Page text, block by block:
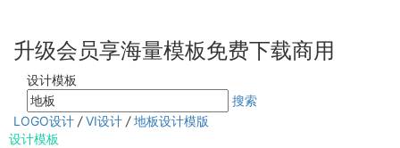
升级会员享海量模板免费下载商用
设计模板
搜索
LOGO设计 / VI设计 / 地板设计模版
设计模板